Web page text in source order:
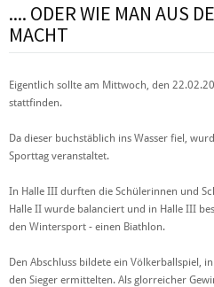
.... ODER WIE MAN AUS
MACHT
Eigentlich sollte am Mittwoch, den
stattfinden.
Da dieser buchstäblich ins Wasser fiel,
Sporttag veranstaltet.
In Halle III durften die Schülerinnen und
Halle II wurde balanciert und in Halle III
den Wintersport - einen Biathlon.
Den Abschluss bildete ein Völkerballspiel,
den Sieger ermittelten. Als glorreicher